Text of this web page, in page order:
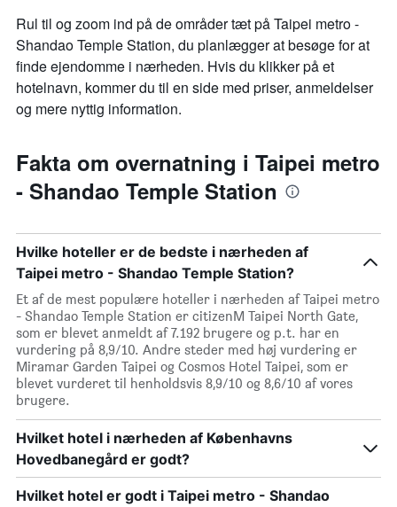
Rul til og zoom ind på de områder tæt på Taipei metro -
Shandao Temple Station, du planlægger at besøge for at
finde ejendomme i nærheden. Hvis du klikker på et
hotelnavn, kommer du til en side med priser, anmeldelser
og mere nyttig information.
Fakta om overnatning i Taipei metro
- Shandao Temple Station
Hvilke hoteller er de bedste i nærheden af
Taipei metro - Shandao Temple Station?
Et af de mest populære hoteller i nærheden af Taipei metro
- Shandao Temple Station er citizenM Taipei North Gate,
som er blevet anmeldt af 7.192 brugere og p.t. har en
vurdering på 8,9/10. Andre steder med høj vurdering er
Miramar Garden Taipei og Cosmos Hotel Taipei, som er
blevet vurderet til henholdsvis 8,9/10 og 8,6/10 af vores
brugere.
Hvilket hotel i nærheden af Københavns
Hovedbanegård er godt?
Hvilket hotel er godt i Taipei metro - Shandao